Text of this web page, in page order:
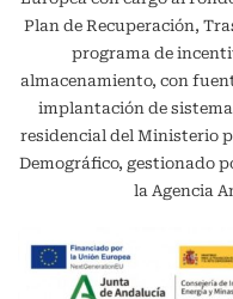
Plan de Recuperación,
programa de
almacenamiento, con
implantación de
residencial del Ministerio
Demográfico, gestionado
la Agencia